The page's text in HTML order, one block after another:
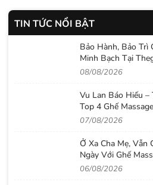
TIN TỨC NỔI BẬT
Bảo Hành, Bảo Trì
Minh Bạch Tại
08/08/2026
Vu Lan Báo Hiếu
Top 4 Ghế
2026
07/08/2026
Ở Xa Cha Mẹ, Vẫn
Ngày Với Ghế
06/08/2026